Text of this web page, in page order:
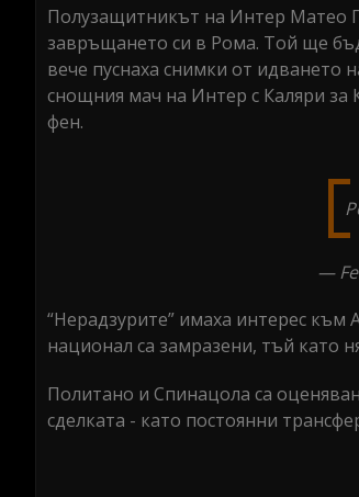
Полузащитникът на Интер Матео
завръщането си в Рома. Той ще
вече пуснаха снимки от идването
снощния мач на Интер с Каляри за
фен.
—
“Нерадзурите” имаха интерес
национал са замразени, тъй като
Политано и Спинацола са
сделката - като постоянни